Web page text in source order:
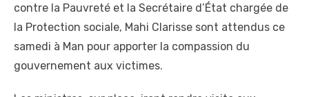
contre la Pauvreté et la Secrétaire d’État chargée de
la Protection sociale, Mahi Clarisse sont attendus ce
samedi à Man pour apporter la compassion du
gouvernement aux victimes.